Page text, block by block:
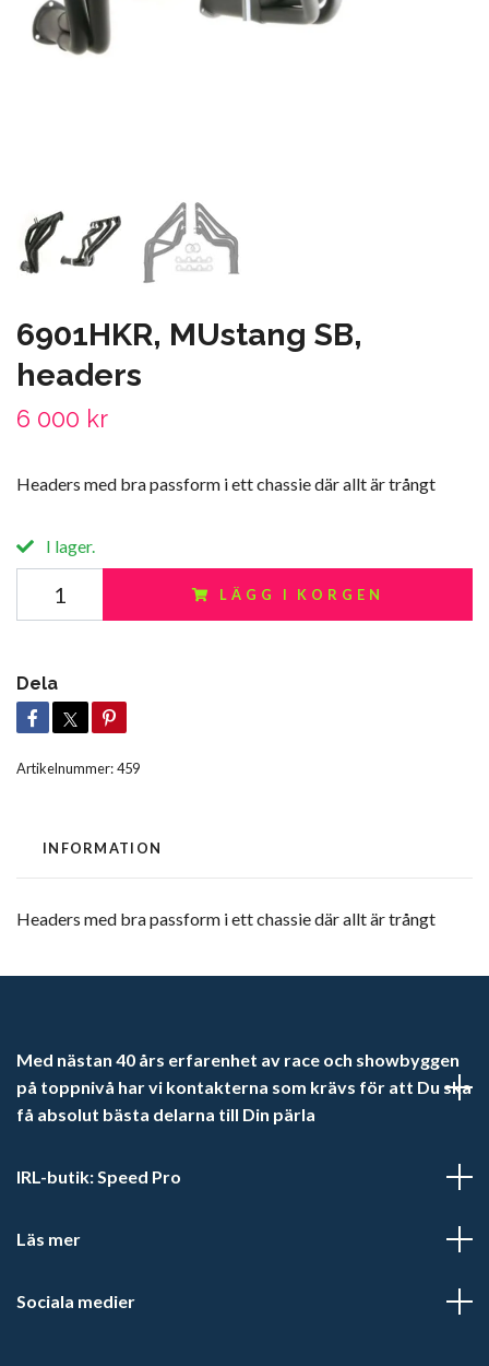
6901HKR, MUstang SB,
headers
6 000 kr
Headers med bra passform i ett chassie där allt är trångt
I lager.
LÄGG I KORGEN
Dela
Artikelnummer:459
INFORMATION
Headers med bra passform i ett chassie där allt är trångt
Med nästan 40 års erfarenhet av race och showbyggen
på toppnivå har vi kontakterna som krävs för att Du ska
få absolut bästa delarna till Din pärla
IRL-butik: Speed Pro
Läs mer
Sociala medier